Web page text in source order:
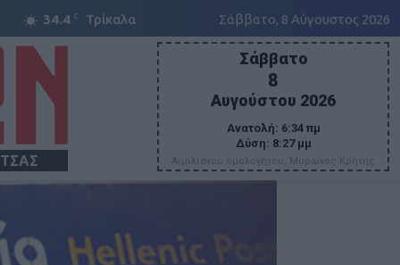
34.4 C Τρίκαλα Σάββατο, 8 Αύγουστος 2026
Σάββατο
8
Αυγούστου 2026
Ανατολή: 6:34 πμ
Δύση: 8:27 μμ
Αιμιλιανού ομολογήτου, Μύρωνος Κρήτης